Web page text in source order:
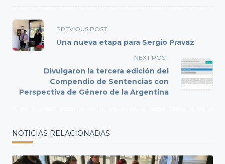
<span
class="nav-
subtitle
text">Page</span>
PREVIOUS POST
Una nueva etapa para Sergio Pravaz
NEXT POST
Divulgaron la tercera edición del
Compendio de Sentencias con
Perspectiva de Género de la Argentina
NOTICIAS RELACIONADAS